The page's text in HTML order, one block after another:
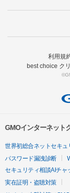
利用規
best choice ク
GMOインターネット
世界初総合ネットセキュ
パスワード漏洩診断
セキュリティ相談AIチャ
実在証明・盗聴対策